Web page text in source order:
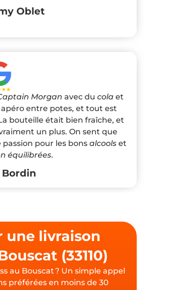
Oblet
Morgan avec du cola et
entre potes, et tout est
bouteille était bien fraîche, et
un plus. On sent que
passion pour les bons alcoolset
équilibrées.
une livraison
(33110)
au Bouscat ? Un simple appel
préférées en moins de 30